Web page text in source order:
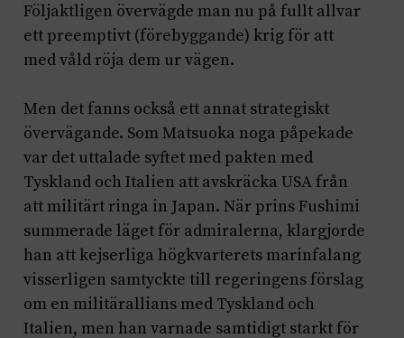
Följaktligen övervägde man nu på fullt allvar
ett preemptivt (förebyggande) krig för att
med våld röja dem ur vägen.
Men det fanns också ett annat strategiskt
övervägande. Som Matsuoka noga påpekade
var det uttalade syftet med pakten med
Tyskland och Italien att avskräcka USA från
att militärt ringa in Japan. När prins Fushimi
summerade läget för admiralerna, klargjorde
han att kejserliga högkvarterets marinfalang
visserligen samtyckte till regeringens förslag
om en militärallians med Tyskland och
Italien, men han varnade samtidigt starkt för